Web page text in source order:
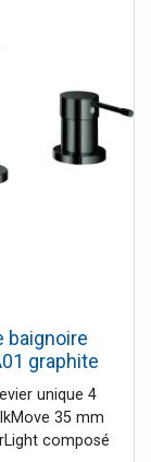
baignoire
graphite
unique 4
35 mm
composé